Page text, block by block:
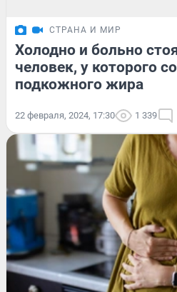
СТРАНА И МИР
Холодно и больно
человек, у которого
подкожного жира
22 февраля, 2024, 17:30 1 339